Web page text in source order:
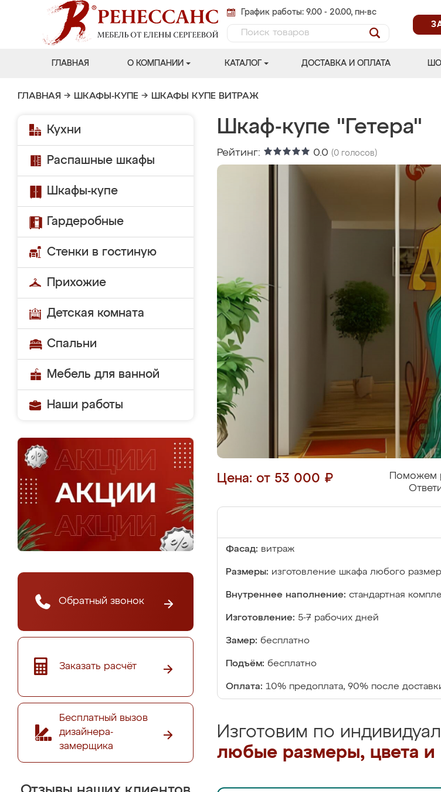
График работы: 9.00 - 20.00, пн-вс
ГЛАВНАЯ О КОМПАНИИ КАТАЛОГ ДОСТАВКА И ОПЛАТА
ГЛАВНАЯ → ШКАФЫ-КУПЕ → ШКАФЫ КУПЕ ВИТРАЖ
Кухни
Распашные шкафы
Шкафы-купе
Гардеробные
Стенки в гостиную
Прихожие
Детская комната
Спальни
Мебель для ванной
Наши работы
Обратный звонок
Заказать расчёт
Бесплатный вызов
дизайнера-
замерщика
Шкаф-купе "Гетера"
Рейтинг: 0.0 (0 голосов)
Цена: от 53 000 ₽
Поможем
Фасад: витраж
Размеры: изготовление шкафа любого
Внутреннее наполнение: стандартная
Изготовление: 5-7 рабочих дней
Замер: бесплатно
Подъём: бесплатно
Оплата: 10% предоплата, 90% после
Изготовим по
любые размеры, цвета и